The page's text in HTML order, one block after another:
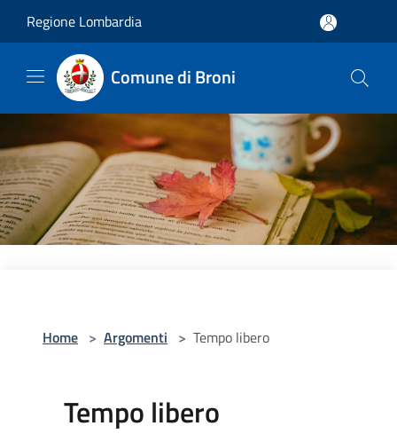
Regione Lombardia
Comune di Broni
Home > Argomenti > Tempo libero
Tempo libero